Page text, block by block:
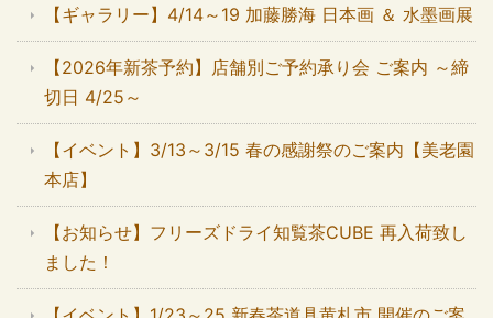
【ギャラリー】4/14～19 加藤勝海 日本画 ＆ 水墨画展
【2026年新茶予約】店舗別ご予約承り会 ご案内 ～締
切日 4/25～
【イベント】3/13～3/15 春の感謝祭のご案内【美老園
本店】
【お知らせ】フリーズドライ知覧茶CUBE 再入荷致し
ました！